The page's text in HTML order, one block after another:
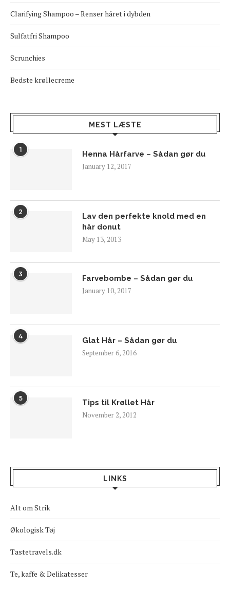
Clarifying Shampoo – Renser håret i dybden
Sulfatfri Shampoo
Scrunchies
Bedste krøllecreme
MEST LÆSTE
1
Henna Hårfarve – Sådan gør du
January 12, 2017
2
Lav den perfekte knold med en
hår donut
May 13, 2013
3
Farvebombe – Sådan gør du
January 10, 2017
4
Glat Hår – Sådan gør du
September 6, 2016
5
Tips til Krøllet Hår
November 2, 2012
LINKS
Alt om Strik
Økologisk Tøj
Tastetravels.dk
Te, kaffe & Delikatesser